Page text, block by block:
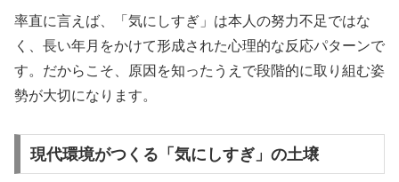
率直に言えば、「気にしすぎ」は本人の努力不足ではな
く、長い年月をかけて形成された心理的な反応パターンで
す。だからこそ、原因を知ったうえで段階的に取り組む姿
勢が大切になります。
現代環境がつくる「気にしすぎ」の土壌